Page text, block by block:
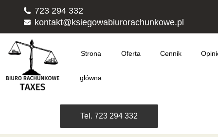
723 294 332
kontakt@ksiegowabiurorachunkowe.pl
Strona
główna
Oferta Cennik
Tel. 723 294 332